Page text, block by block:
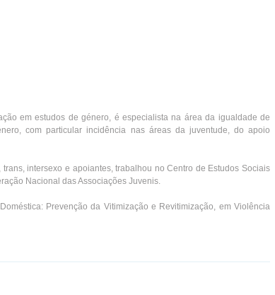
em estudos de género, é especialista na área da igualdade de
com particular incidência nas áreas da juventude, do apoio
intersexo e apoiantes, trabalhou no Centro de Estudos Sociais
Nacional das Associações Juvenis.
Prevenção da Vitimização e Revitimização, em Violência